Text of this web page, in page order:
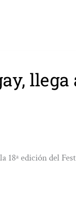
llega
18ª edición del